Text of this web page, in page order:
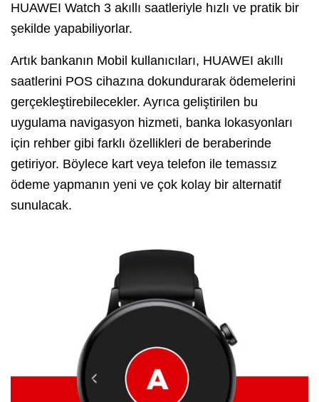
HUAWEI Watch 3 akıllı saatleriyle hızlı ve pratik bir
şekilde yapabiliyorlar.
Artık bankanın Mobil kullanıcıları, HUAWEI akıllı
saatlerini POS cihazına dokundurarak ödemelerini
gerçekleştirebilecekler. Ayrıca geliştirilen bu
uygulama navigasyon hizmeti, banka lokasyonları
için rehber gibi farklı özellikleri de beraberinde
getiriyor. Böylece kart veya telefon ile temassız
ödeme yapmanın yeni ve çok kolay bir alternatif
sunulacak.